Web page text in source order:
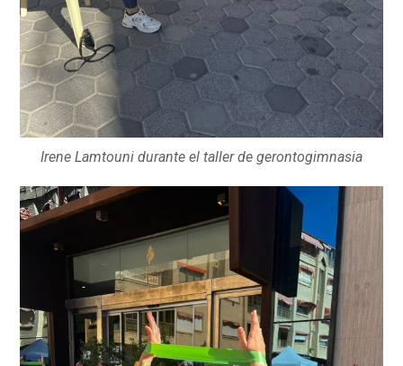
Irene Lamtouni durante el taller de gerontogimnasia